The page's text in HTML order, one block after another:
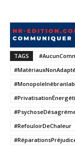
TAGS
#RefouloirDeChaleur